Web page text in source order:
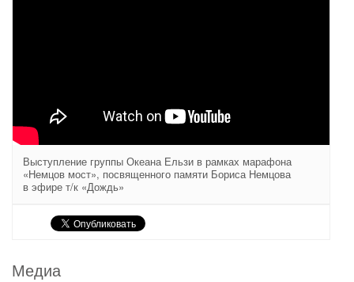
Выступление группы Океана Ельзи в рамках марафона
«Немцов мост», посвященного памяти Бориса Немцова
в эфире т/к «Дождь»
Медиа